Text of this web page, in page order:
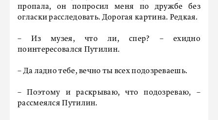
пропала, он попросил меня по дружбе без
огласки расследовать. Дорогая картина. Редкая.
– Из музея, что ли, спер? – ехидно
поинтересовался Путилин.
– Да ладно тебе, вечно ты всех подозреваешь.
– Поэтому и раскрываю, что подозреваю, –
рассмеялся Путилин.